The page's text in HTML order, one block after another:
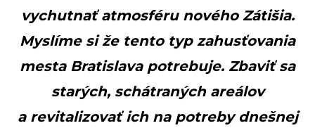
vychutnať atmosféru nového Zátišia.
Myslíme si že tento typ zahusťovania
mesta Bratislava potrebuje. Zbaviť sa
starých, schátraných areálov
a revitalizovať ich na potreby dnešnej